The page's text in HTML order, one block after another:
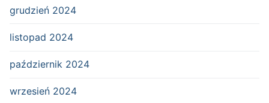
grudzień 2024
listopad 2024
październik 2024
wrzesień 2024